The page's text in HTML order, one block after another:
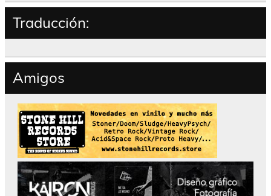
Traducción:
Amigos